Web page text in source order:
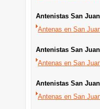
Antenistas San
Antenas en San
Antenistas San
Antenas en San
Antenistas San
Antenas en San